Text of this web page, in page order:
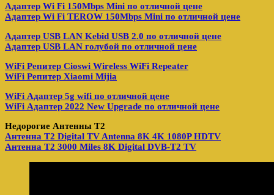
Адаптер Wi Fi 150Mbps Mini по отличной цене
Адаптер Wi Fi TEROW 150Mbps Mini по отличной цене
Адаптер USB LAN Kebid USB 2.0 по отличной цене
Адаптер USB LAN голубой по отличной цене
WiFi Репитер Cioswi Wireless WiFi Repeater
WiFi Репитер Xiaomi Mijia
WiFi Адаптер 5g wifi по отличной цене
WiFi Адаптер 2022 New Upgrade по отличной цене
Недорогие Антенны Т2
Антенна Т2 Digital TV Antenna 8K 4K 1080P HDTV
Антенна Т2 3000 Miles 8K Digital DVB-T2 TV